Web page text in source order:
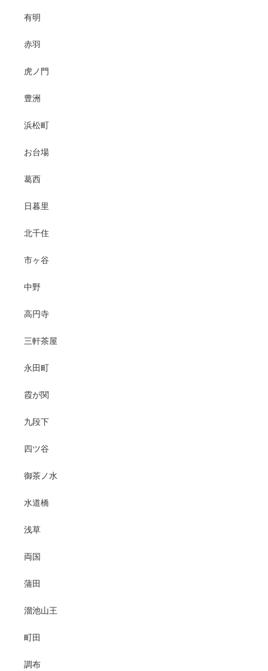
有明
赤羽
虎ノ門
豊洲
浜松町
お台場
葛西
日暮里
北千住
市ヶ谷
中野
高円寺
三軒茶屋
永田町
霞が関
九段下
四ツ谷
御茶ノ水
水道橋
浅草
両国
蒲田
溜池山王
町田
調布